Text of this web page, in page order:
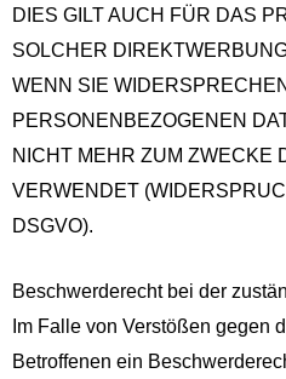
DIES GILT AUCH FÜR DAS
SOLCHER
WENN SIE
PERSONENBEZOGENEN
NICHT MEHR ZUM ZWECKE
VERWENDET
DSGVO).
Beschwerde­recht bei der
Im Falle von Verstößen gegen
Betroffenen ein